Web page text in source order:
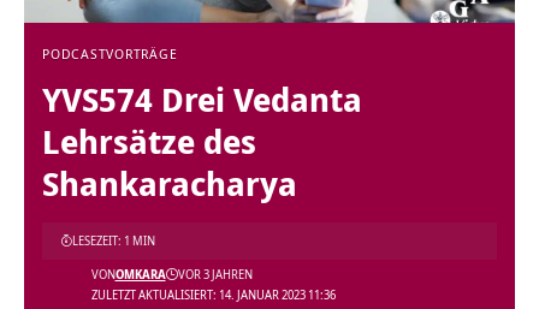
PODCASTVORTRÄGE
YVS574 Drei Vedanta
Lehrsätze des
Shankaracharya
ZULETZT AKTUALISIERT: 14. JANUAR 2023 11:36
VONOMKARA VOR 3 JAHREN
LESEZEIT: 1 MIN